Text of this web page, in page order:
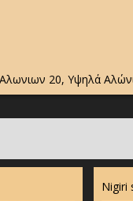
20, Υψηλά
Nigiri